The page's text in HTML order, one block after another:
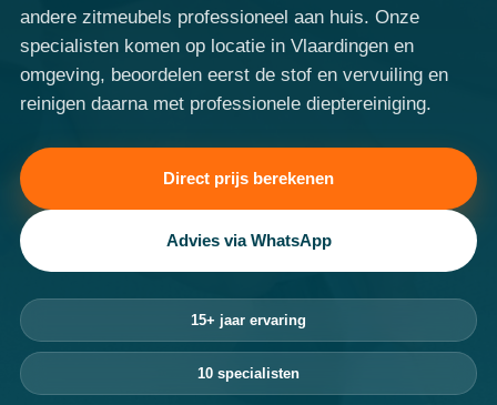
andere zitmeubels professioneel aan huis. Onze
specialisten komen op locatie in Vlaardingen en
omgeving, beoordelen eerst de stof en vervuiling en
reinigen daarna met professionele dieptereiniging.
Direct prijs berekenen
Advies via WhatsApp
15+ jaar ervaring
10 specialisten